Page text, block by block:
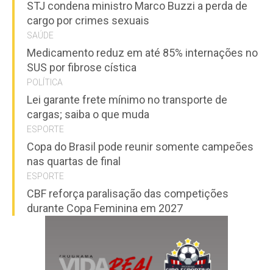
STJ condena ministro Marco Buzzi a perda de
cargo por crimes sexuais
SAÚDE
Medicamento reduz em até 85% internações no
SUS por fibrose cística
POLÍTICA
Lei garante frete mínimo no transporte de
cargas; saiba o que muda
ESPORTE
Copa do Brasil pode reunir somente campeões
nas quartas de final
ESPORTE
CBF reforça paralisação das competições
durante Copa Feminina em 2027